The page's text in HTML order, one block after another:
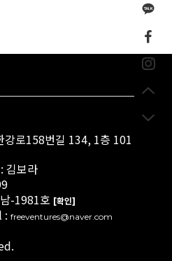
강로158번길 134, 1층 101
김보라
-1981호 [확인]
: freeventures@naver.com